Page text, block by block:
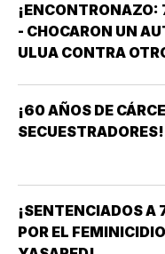
¡ENCONTRONAZO:
- CHOCARON UN
ULUA CONTRA
¡60 AÑOS DE
SECUESTRADORES!
¡SENTENCIADOS A
POR EL